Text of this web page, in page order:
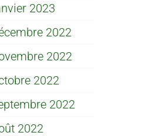
2023
2022
2022
2022
2022
2022